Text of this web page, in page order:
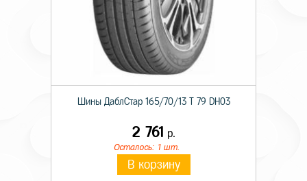
Шины ДаблСтар 165/70/13 T 79 DH03
2 761 р.
Осталось: 1 шт.
В корзину